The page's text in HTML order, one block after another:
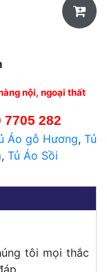
nội, ngoại thất
7705 282
Áo gỗ Hương, Tủ
, Tủ Áo Sồi
tôi mọi thắc